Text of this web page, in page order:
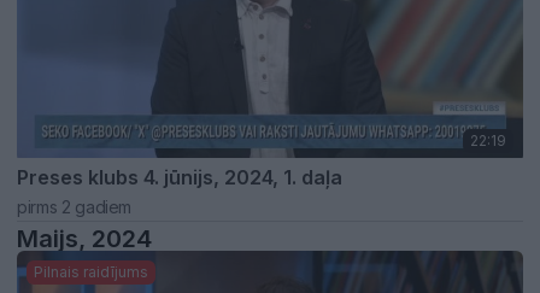
22:19
Preses klubs 4. jūnijs, 2024, 1. daļa
pirms 2 gadiem
Maijs, 2024
Pilnais raidījums